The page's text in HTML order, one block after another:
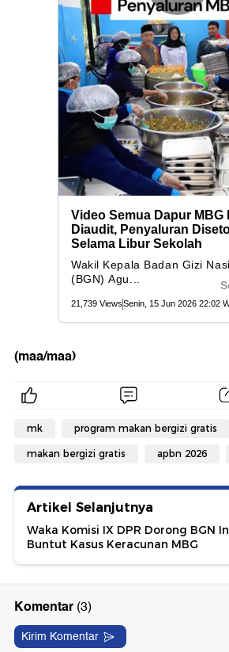
(maa/maa)
mk program makan bergizi gratis
makan bergizi gratis apbn 2026
Artikel Selanjutnya
Waka Komisi IX DPR Dorong BGN
Buntut Kasus Keracunan MBG